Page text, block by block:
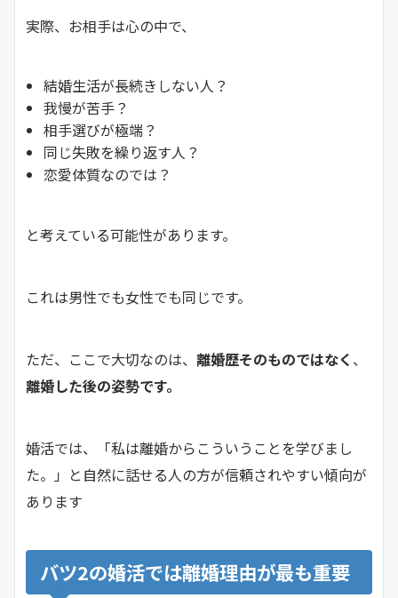
実際、お相手は心の中で、
結婚生活が長続きしない人？
我慢が苦手？
相手選びが極端？
同じ失敗を繰り返す人？
恋愛体質なのでは？
と考えている可能性があります。
これは男性でも女性でも同じです。
ただ、ここで大切なのは、 離婚歴そのものではなく 、
離婚した後の姿勢です。
婚活では、「私は離婚からこういうことを学びまし
た。」と自然に話せる人の方が信頼されやすい傾向が
あります
バツ2の婚活では離婚理由が最も重要